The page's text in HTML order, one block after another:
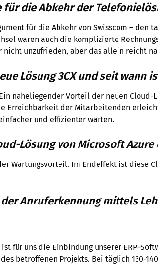
die Abkehr der
für die Abkehr von Swisscom –
waren auch die komplizierte
nicht unzufrieden, aber das allein reicht
Lösung 3CX und seit wann
naheliegender Vorteil der neuen
Erreichbarkeit der Mitarbeitenden
und effizienter warten.
Lösung von Microsoft Azure
Wartungsvorteil. Im Endeffekt ist diese
Anruferkennung mittels
für uns die Einbindung unserer
betroffenen Projekts. Bei täglich 130-